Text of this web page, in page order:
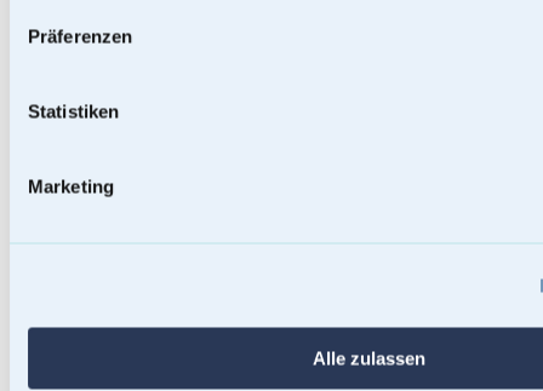
Präferenzen
Statistiken
Marketing
Alle zulassen
Baumstammurnen